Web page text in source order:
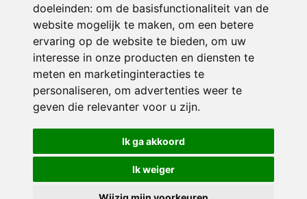
doeleinden: om de basisfunctionaliteit van de
website mogelijk te maken, om een betere
ervaring op de website te bieden, om uw
interesse in onze producten en diensten te
meten en marketinginteracties te
personaliseren, om advertenties weer te
geven die relevanter voor u zijn.
Ik ga akkoord
Ik weiger
© 2026 IKC ’t Palet | Alle rechten voorbehouden
Privacy policy|Disclaimer| Klachtenregeling|RSIN en Anbi
voorkeuren
Crealisatie The MindOffice